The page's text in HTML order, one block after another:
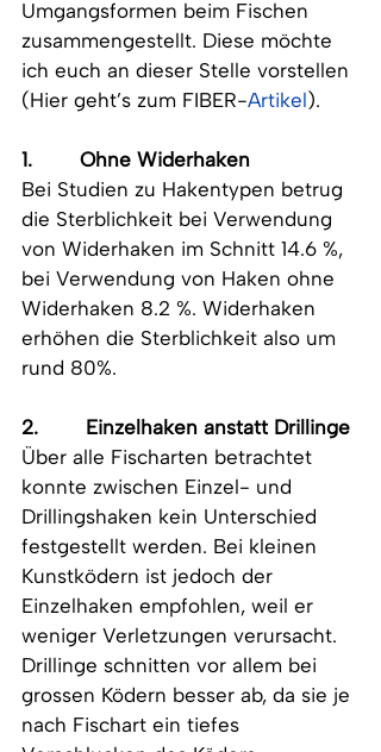
Umgangsformen beim Fischen
zusammengestellt. Diese möchte
ich euch an dieser Stelle vorstellen
(Hier geht’s zum FIBER-Artikel).
1.        Ohne Widerhaken
Bei Studien zu Hakentypen betrug
die Sterblichkeit bei Verwendung
von Widerhaken im Schnitt 14.6 %,
bei Verwendung von Haken ohne
Widerhaken 8.2 %. Widerhaken
erhöhen die Sterblichkeit also um
rund 80%.
2.        Einzelhaken anstatt Drillinge
Über alle Fischarten betrachtet
konnte zwischen Einzel- und
Drillingshaken kein Unterschied
festgestellt werden. Bei kleinen
Kunstködern ist jedoch der
Einzelhaken empfohlen, weil er
weniger Verletzungen verursacht.
Drillinge schnitten vor allem bei
grossen Ködern besser ab, da sie je
nach Fischart ein tiefes